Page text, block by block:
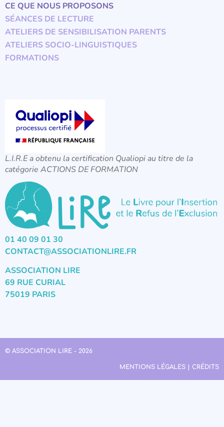
CE QUE NOUS PROPOSONS
SÉANCES DE LECTURE
ATELIERS DE SENSIBILISATION PARENTS
ATELIERS SOCIO-LINGUISTIQUES
FORMATIONS
L.I.R.E a obtenu la certification Qualiopi au titre de la
catégorie ACTIONS DE FORMATION
01 40 09 01 30
CONTACT@ASSOCIATIONLIRE.FR
ASSOCIATION LIRE
69 RUE CURIAL
75019 PARIS
© ASSOCIATION LIRE - 2026
MENTIONS LÉGALES | CRÉDITS